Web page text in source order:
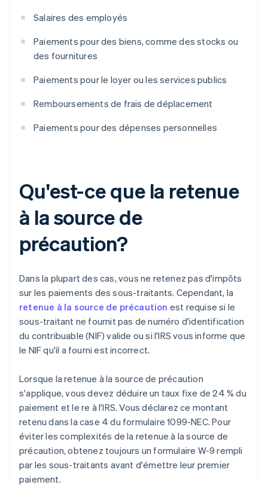
Salaires des employés
Paiements pour des biens, comme des stocks ou
des fournitures
Paiements pour le loyer ou les services publics
Remboursements de frais de déplacement
Paiements pour des dépenses personnelles
Qu'est-ce que la retenue
à la source de
précaution?
Dans la plupart des cas, vous ne retenez pas d'impôts
sur les paiements des sous-traitants. Cependant, la
retenue à la source de précaution est requise si le
sous-traitant ne fournit pas de numéro d'identification
du contribuable (NIF) valide ou si l'IRS vous informe que
le NIF qu'il a fourni est incorrect.
Lorsque la retenue à la source de précaution
s'applique, vous devez déduire un taux fixe de 24 % du
paiement et le re à l'IRS. Vous déclarez ce montant
retenu dans la case 4 du formulaire 1099-NEC. Pour
éviter les complexités de la retenue à la source de
précaution, obtenez toujours un formulaire W-9 rempli
par les sous-traitants avant d'émettre leur premier
paiement.